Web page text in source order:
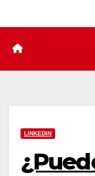
LINKEDIN